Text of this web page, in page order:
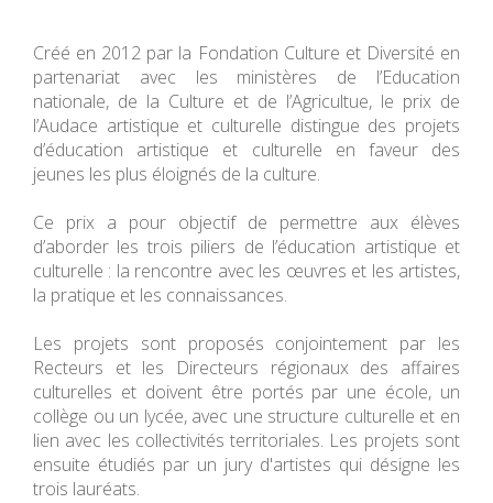
Créé en 2012 par la Fondation Culture et Diversité en
partenariat avec les ministères de l’Education
nationale, de la Culture et de l’Agricultue, le prix de
l’Audace artistique et culturelle distingue des projets
d’éducation artistique et culturelle en faveur des
jeunes les plus éloignés de la culture.
Ce prix a pour objectif de permettre aux élèves
d’aborder les trois piliers de l’éducation artistique et
culturelle : la rencontre avec les œuvres et les artistes,
la pratique et les connaissances.
Les projets sont proposés conjointement par les
Recteurs et les Directeurs régionaux des affaires
culturelles et doivent être portés par une école, un
collège ou un lycée, avec une structure culturelle et en
lien avec les collectivités territoriales. Les projets sont
ensuite étudiés par un jury d'artistes qui désigne les
trois lauréats.